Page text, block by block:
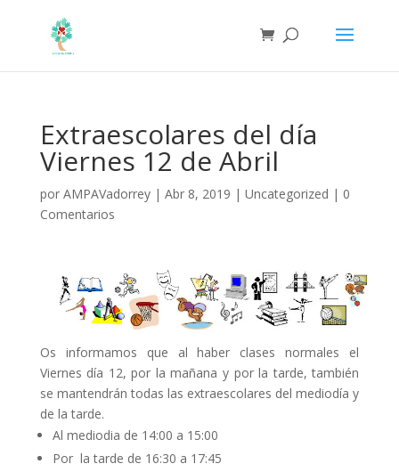
Extraescolares del día
Viernes 12 de Abril
por AMPAVadorrey| Abr 8, 2019 | Uncategorized | 0
Comentarios
Os informamos que al haber clases normales el
Viernes día 12, por la mañana y por la tarde, también
se mantendrán todas las extraescolares del mediodía y
de la tarde.
Al mediodia de 14:00 a 15:00
Por la tarde de 16:30 a 17:45